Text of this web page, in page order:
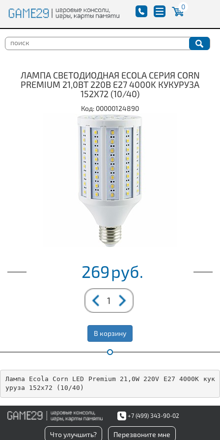
0
ЛАМПА СВЕТОДИОДНАЯ ECOLA СЕРИЯ CORN
PREMIUM 21,0ВТ 220В E27 4000K КУКУРУЗА
152X72 (10/40)
Код: 00000124890
269руб.
В корзину
Лампа Ecola Corn LED Premium 21,0W 220V E27 4000K кук
уруза 152x72 (10/40)
+7 (499) 343-90-02
Что улучшить? Перезвоните мне